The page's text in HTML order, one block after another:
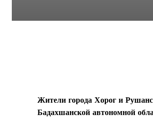
Жители города Хорог и
Бадахшанской автономной